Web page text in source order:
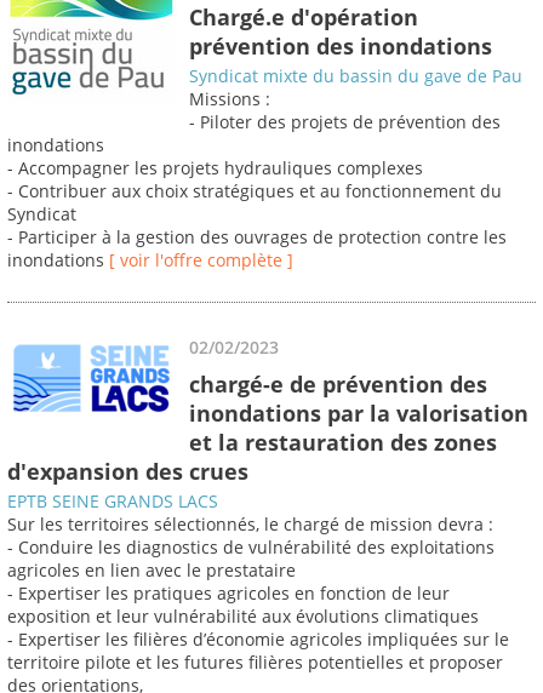
Chargé.e d'opération
prévention des inondations
Syndicat mixte du bassin du gave de Pau
Missions :
- Piloter des projets de prévention des
inondations
- Accompagner les projets hydrauliques complexes
- Contribuer aux choix stratégiques et au fonctionnement du
Syndicat
- Participer à la gestion des ouvrages de protection contre les
inondations [ voir l'offre complète ]
02/02/2023
chargé-e de prévention des
inondations par la valorisation
et la restauration des zones
d'expansion des crues
EPTB SEINE GRANDS LACS
Sur les territoires sélectionnés, le chargé de mission devra :
- Conduire les diagnostics de vulnérabilité des exploitations
agricoles en lien avec le prestataire
- Expertiser les pratiques agricoles en fonction de leur
exposition et leur vulnérabilité aux évolutions climatiques
- Expertiser les filières d’économie agricoles impliquées sur le
territoire pilote et les futures filières potentielles et proposer
des orientations,